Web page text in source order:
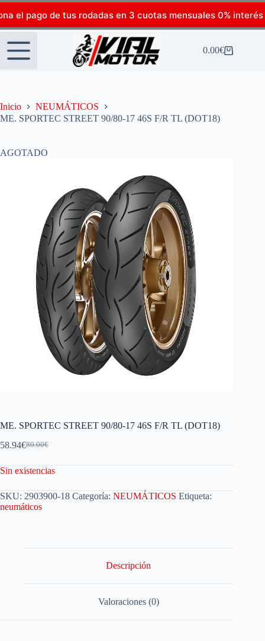
el pago de tus rodadas en 3 cuotas mensuales 0% interés
0.00€
Inicio
NEUMÁTICOS
ME. SPORTEC STREET 90/80-17 46S F/R TL (DOT18)
AGOTADO
ME. SPORTEC STREET 90/80-17 46S F/R TL (DOT18)
80.00€
58.94€
Sin existencias
SKU: 2903900-18 Categoría: NEUMÁTICOS Etiqueta:
neumáticos
Descripción
Valoraciones (0)